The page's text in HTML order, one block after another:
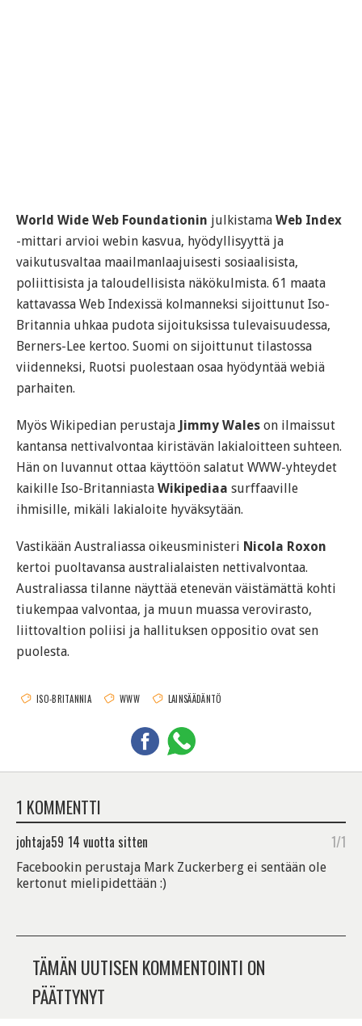
World Wide Web Foundationin julkistama Web Index
-mittari arvioi webin kasvua, hyödyllisyyttä ja
vaikutusvaltaa maailmanlaajuisesti sosiaalisista,
poliittisista ja taloudellisista näkökulmista. 61 maata
kattavassa Web Indexissä kolmanneksi sijoittunut Iso-
Britannia uhkaa pudota sijoituksissa tulevaisuudessa,
Berners-Lee kertoo. Suomi on sijoittunut tilastossa
viidenneksi, Ruotsi puolestaan osaa hyödyntää webiä
parhaiten.
Myös Wikipedian perustaja Jimmy Wales on ilmaissut
kantansa nettivalvontaa kiristävän lakialoitteen suhteen.
Hän on luvannut ottaa käyttöön salatut WWW-yhteydet
kaikille Iso-Britanniasta Wikipediaa surffaaville
ihmisille, mikäli lakialoite hyväksytään.
Vastikään Australiassa oikeusministeri Nicola Roxon
kertoi puoltavansa australialaisten nettivalvontaa.
Australiassa tilanne näyttää etenevän väistämättä kohti
tiukempaa valvontaa, ja muun muassa verovirasto,
liittovaltion poliisi ja hallituksen oppositio ovat sen
puolesta.
ISO-BRITANNIA WWW LAINSÄÄDÄNTÖ
1 KOMMENTTI
johtaja59 14 vuotta sitten 1/1
Facebookin perustaja Mark Zuckerberg ei sentään ole
kertonut mielipidettään :)
TÄMÄN UUTISEN KOMMENTOINTI ON
PÄÄTTYNYT